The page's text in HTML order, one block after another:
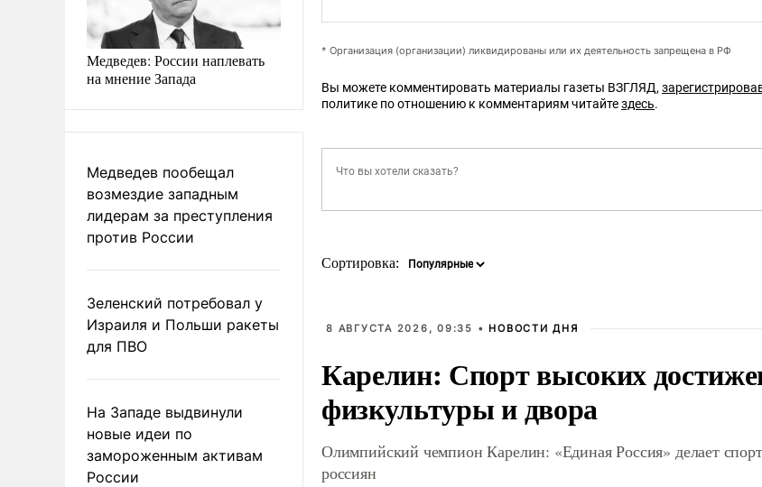
Медведев: России наплевать
на мнение Запада
Медведев пообещал
возмездие западным
лидерам за преступления
против России
Зеленский потребовал у
Израиля и Польши ракеты
для ПВО
На Западе выдвинули
новые идеи по
замороженным активам
России
* Организация (организации) ликвидированы или их деятельность запрещена в РФ
Вы можете комментировать материалы газеты ВЗГЛЯД,
политике по отношению к комментариям читайтездесь.
Сортировка:
8 АВГУСТА 2026, 09:35 • НОВОСТИ ДНЯ
Карелин: Спорт высоких
физкультуры и двора
Олимпийский чемпион Карелин: «Единая Россия» делает
россиян